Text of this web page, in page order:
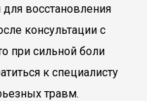
восстановления
консультации с
при сильной боли
к специалисту
травм.